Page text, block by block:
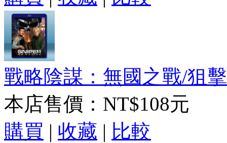
戰略陰謀：無國之戰/狙
本店售價： NT$108元
購買 | 收藏 | 比較